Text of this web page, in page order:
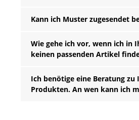
Kann ich Muster zugesendet
Wie gehe ich vor, wenn ich in
keinen passenden Artikel
Ich benötige eine Beratung zu
Produkten. An wen kann ich